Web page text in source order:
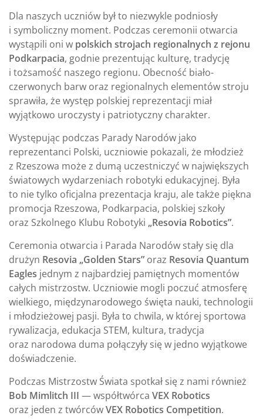
Dla naszych uczniów był to niezwykle podniosły
i symboliczny moment. Podczas ceremonii otwarcia
wystąpili oni w polskich strojach regionalnych z rejonu
Podkarpacia, godnie prezentując kulturę, tradycję
i tożsamość naszego regionu. Obecność biało-
czerwonych barw oraz regionalnych elementów stroju
sprawiła, że występ polskiej reprezentacji miał
wyjątkowo uroczysty i patriotyczny charakter.
Występując podczas Parady Narodów jako
reprezentanci Polski, uczniowie pokazali, że młodzież
z Rzeszowa może z dumą uczestniczyć w największych
światowych wydarzeniach robotyki edukacyjnej. Była
to nie tylko oficjalna prezentacja kraju, ale także piękna
promocja Rzeszowa, Podkarpacia, polskiej szkoły
oraz Szkolnego Klubu Robotyki „Resovia Robotics”.
Ceremonia otwarcia i Parada Narodów stały się dla
drużyn Resovia „Golden Stars” oraz Resovia Quantum
Eagles jednym z najbardziej pamiętnych momentów
całych mistrzostw. Uczniowie mogli poczuć atmosferę
wielkiego, międzynarodowego święta nauki, technologii
i młodzieżowej pasji. Była to chwila, w której sportowa
rywalizacja, edukacja STEM, kultura, tradycja
oraz narodowa duma połączyły się w jedno wyjątkowe
doświadczenie.
Podczas Mistrzostw Świata spotkał się z nami również
Bob Mimlitch III — współtwórca VEX Robotics
oraz jeden z twórcówVEX Robotics Competition.